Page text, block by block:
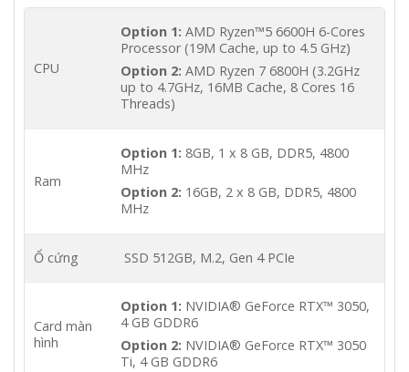
CPU
Option 1: AMD Ryzen™5 6600H 6-Cores
Processor (19M Cache, up to 4.5 GHz)
Option 2: AMD Ryzen 7 6800H (3.2GHz
up to 4.7GHz, 16MB Cache, 8 Cores 16
Threads)
Ram
Option 1: 8GB, 1 x 8 GB, DDR5, 4800
MHz
Option 2: 16GB, 2 x 8 GB, DDR5, 4800
MHz
Ổ cứng SSD 512GB, M.2, Gen 4 PCIe
Card màn
hình
Option 1: NVIDIA® GeForce RTX™ 3050,
4 GB GDDR6
Option 2: NVIDIA® GeForce RTX™ 3050
Ti, 4 GB GDDR6